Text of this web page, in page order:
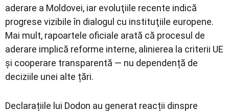
aderare a Moldovei, iar evoluţiile recente indică
progrese vizibile în dialogul cu instituţiile europene.
Mai mult, rapoartele oficiale arată că procesul de
aderare implică reforme interne, alinierea la criterii UE
şi cooperare transparentă — nu dependență de
deciziile unei alte țări.
Declarațiile lui Dodon au generat reacții dinspre